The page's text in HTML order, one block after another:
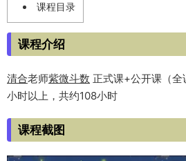
课程目录
课程介绍
清合老师紫微斗数 正式课+公开课（
小时以上，共约108小时
课程截图